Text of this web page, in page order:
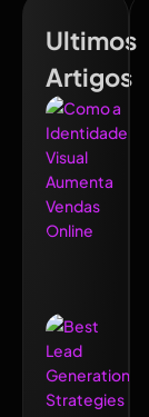
Ultimos
Artigos